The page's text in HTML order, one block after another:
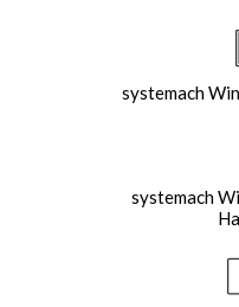
systemach
systemach